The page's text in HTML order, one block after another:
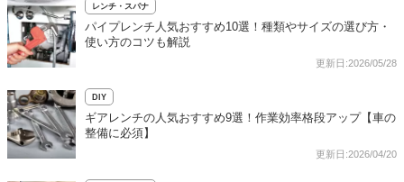
レンチ・スパナ
パイプレンチ人気おすすめ10選！種類やサイズの選び方・
使い方のコツも解説
更新日:2026/05/28
DIY
ギアレンチの人気おすすめ9選！作業効率格段アップ【車の
整備に必須】
更新日:2026/04/20